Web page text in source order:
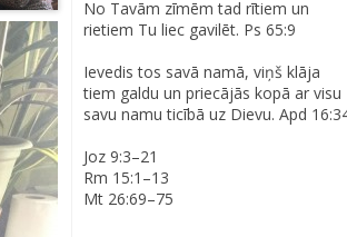
No Tavām zīmēm tad rītiem un
rietiem Tu liec gavilēt. Ps 65:9
Ievedis tos savā namā, viņš klāja
tiem galdu un priecājās kopā ar visu
savu namu ticībā uz Dievu. Apd
Joz 9:3–21
Rm 15:1–13
Mt 26:69–75